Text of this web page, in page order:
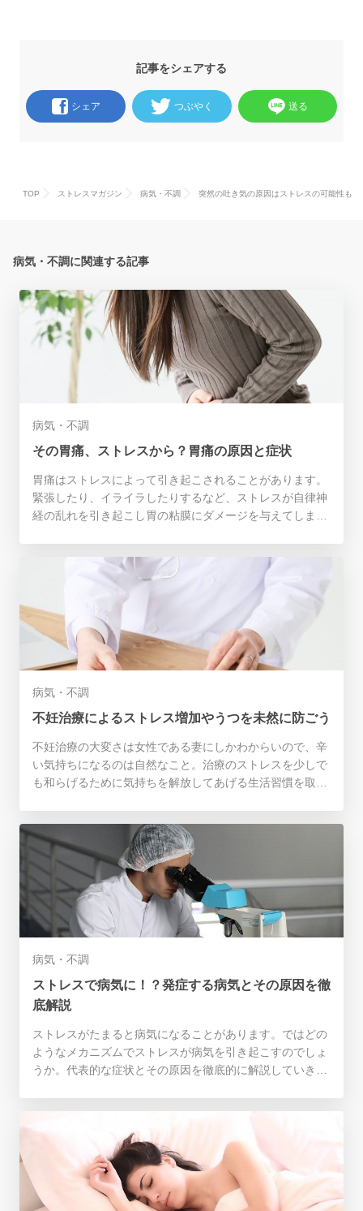
記事をシェアする
シェア つぶやく 送る
TOP ストレスマガジン 病気・不調 突然の吐き気の原因はストレスの可能性も
病気・不調に関連する記事
病気・不調
その胃痛、ストレスから？胃痛の原因と症状
胃痛はストレスによって引き起こされることがあります。
緊張したり、イライラしたりするなど、ストレスが自律神
経の乱れを引き起こし胃の粘膜にダメージを与えてしまう
病気・不調
不妊治療によるストレス増加やうつを未然に防ごう
不妊治療の大変さは女性である妻にしかわからいので、辛
い気持ちになるのは自然なこと。治療のストレスを少しで
も和らげるために気持ちを解放してあげる生活習慣を取り
病気・不調
ストレスで病気に！？発症する病気とその原因を徹
底解説
ストレスがたまると病気になることがあります。ではどの
ようなメカニズムでストレスが病気を引き起こすのでしょ
うか。代表的な症状とその原因を徹底的に解説していきた